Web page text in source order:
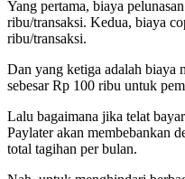
Yang pertama, biaya
ribu/transaksi. Kedua, biaya
ribu/transaksi.
Dan yang ketiga adalah biaya
sebesar Rp 100 ribu untuk
Lalu bagaimana jika telat
Paylater akan membebankan
total tagihan per bulan.